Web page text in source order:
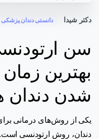
دکتر شیدا دانستی دندان پزشکی
سن
بهترین
شدن دندان
یکی از روش‌های درمانی
دندان، روش ارتودنسی